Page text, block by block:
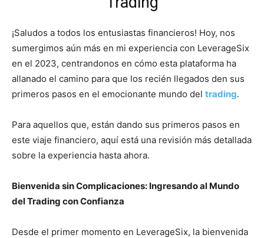
¡Saludos a todos los entusiastas financieros! Hoy, nos
sumergimos aún más en mi experiencia con LeverageSix
en el 2023, centrandonos en cómo esta plataforma ha
allanado el camino para que los recién llegados den sus
primeros pasos en el emocionante mundo del trading.
Para aquellos que, están dando sus primeros pasos en
este viaje financiero, aquí está una revisión más detallada
sobre la experiencia hasta ahora.
Bienvenida sin Complicaciones: Ingresando al Mundo
del Trading con Confianza
Desde el primer momento en LeverageSix, la bienvenida